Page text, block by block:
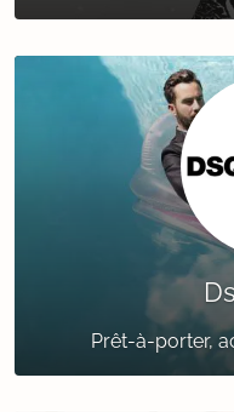
Prêt-à-porter,